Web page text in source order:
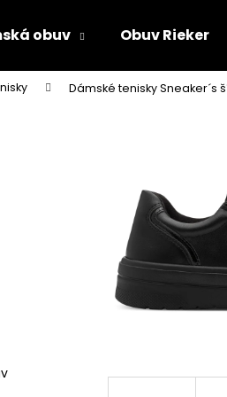
obuv Obuv Rieker
Dámské tenisky Sneaker´s
Co